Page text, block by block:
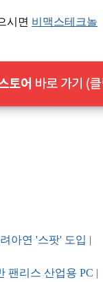
시면 ​비맥스테크놀
아연 '스팟' 도입 |
팬리스 산업용 PC |